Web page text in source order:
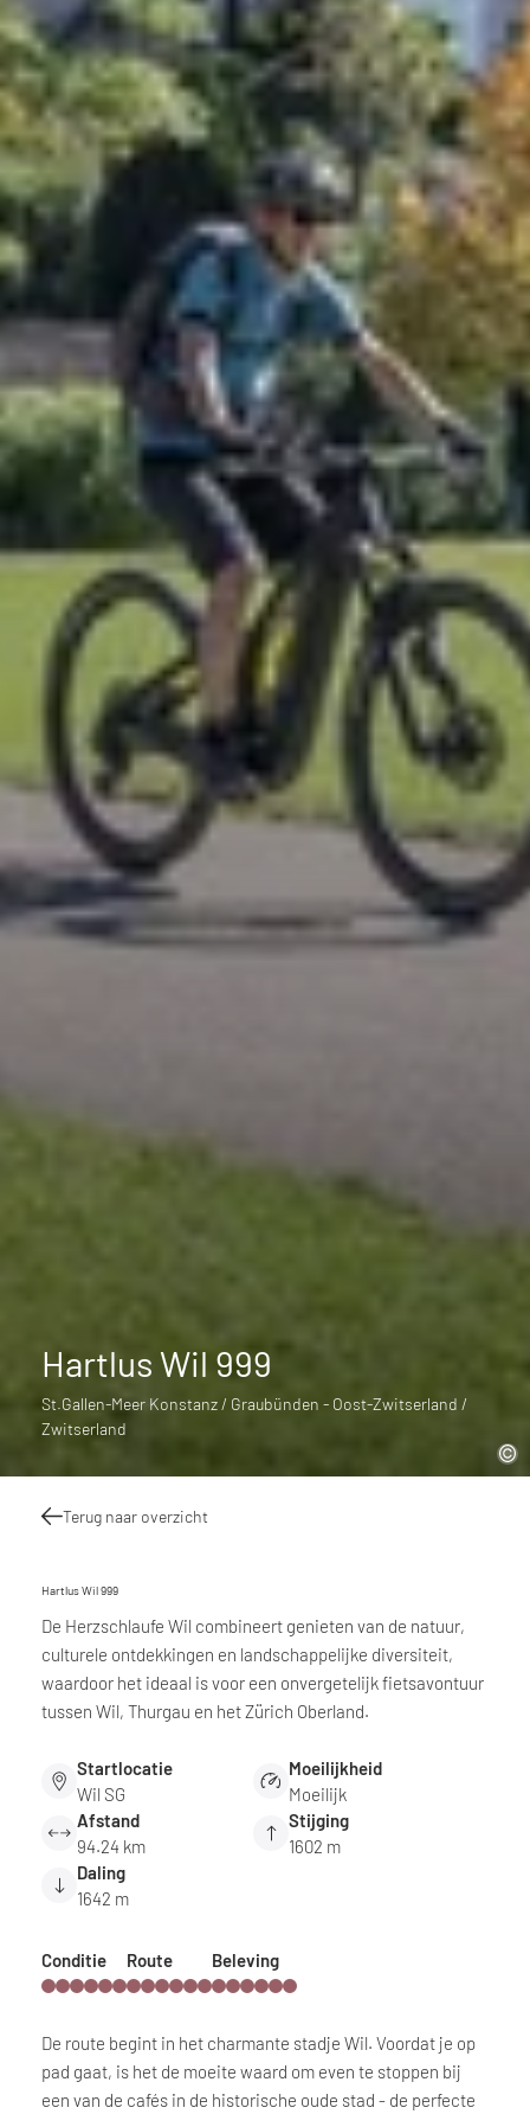
Hartlus Wil 999
St.Gallen-Meer Konstanz / Graubünden - Oost-Zwitserland /
Zwitserland
Terug naar overzicht
Hartlus Wil 999
De Herzschlaufe Wil combineert genieten van de natuur,
culturele ontdekkingen en landschappelijke diversiteit,
waardoor het ideaal is voor een onvergetelijk fietsavontuur
tussen Wil, Thurgau en het Zürich Oberland.
Startlocatie
Wil SG
Moeilijkheid
Moeilijk
Afstand
94.24 km
Stijging
1602 m
Daling
1642 m
Conditie Route Beleving
De route begint in het charmante stadje Wil. Voordat je op
pad gaat, is het de moeite waard om even te stoppen bij
een van de cafés in de historische oude stad - de perfecte